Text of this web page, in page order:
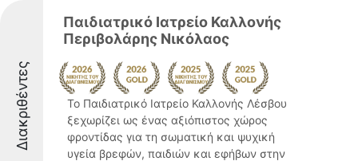
Διακριθέντες
Παιδιατρικό Ιατρείο Καλλονής
Περιβολάρης Νικόλαος
Το Παιδιατρικό Ιατρείο Καλλονής Λέσβου
ξεχωρίζει ως ένας αξιόπιστος χώρος
φροντίδας για τη σωματική και ψυχική
υγεία βρεφών, παιδιών και εφήβων στην